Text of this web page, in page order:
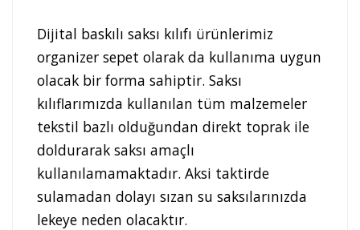
Dijital baskılı saksı kılıfı ürünlerimiz
organizer sepet olarak da kullanıma uygun
olacak bir forma sahiptir. Saksı
kılıflarımızda kullanılan tüm malzemeler
tekstil bazlı olduğundan direkt toprak ile
doldurarak saksı amaçlı
kullanılamamaktadır. Aksi taktirde
sulamadan dolayı sızan su saksılarınızda
lekeye neden olacaktır.